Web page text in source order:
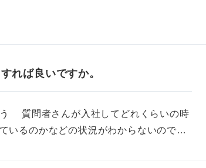
を豊かにすることも
いから、仲の良い親友ができたり、人生
ともあるわけです。
を感じる仕事が好きです。ですが、これ
ではありませんが、もしかしたら今後、
れば良いですか。
質問者さんが入社してどれくらいの時
いるのかなどの状況がわからないので…